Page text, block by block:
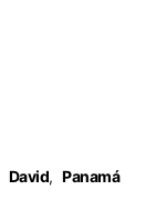
David, Panamá